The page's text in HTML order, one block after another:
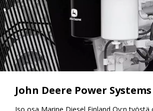
John Deere Power Systems